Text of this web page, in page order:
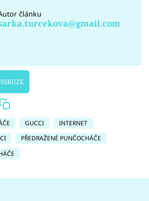
článku
GUCCI
INTERNET
PŘEDRAŽENÉ PUNČOCHÁČE